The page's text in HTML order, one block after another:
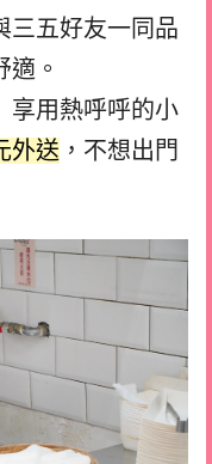
三五好友一同品
。
享用熱呼呼的小
外送 ，不想出門